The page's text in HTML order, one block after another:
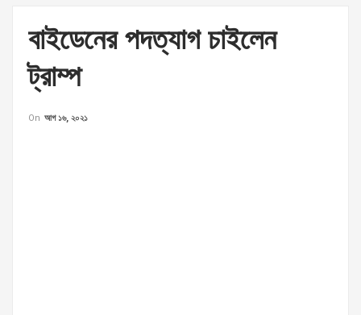
বাইডেনের পদত্যাগ চাইলেন
ট্রাম্প
On আগ ১৬, ২০২১